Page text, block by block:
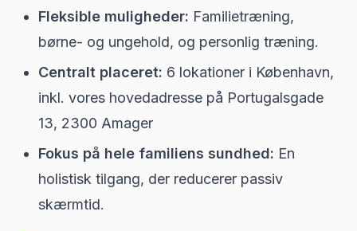
Fleksible muligheder: Familietræning,
børne- og ungehold, og personlig træning.
Centralt placeret: 6 lokationer i København,
inkl. vores hovedadresse på Portugalsgade
13, 2300 Amager
Fokus på hele familiens sundhed: En
holistisk tilgang, der reducerer passiv
skærmtid.